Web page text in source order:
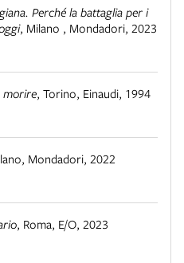
Perché la battaglia per i
, Milano , Mondadori, 2023
morire, Torino, Einaudi, 1994
, Mondadori, 2022
, Roma, E/O, 2023